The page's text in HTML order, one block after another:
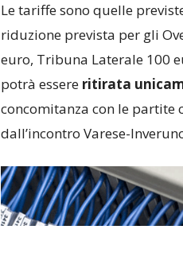
Le tariffe sono quelle
riduzione prevista per gli
euro, Tribuna Laterale 100
potrà essere ritirata
concomitanza con le partite
dall’incontro Varese-